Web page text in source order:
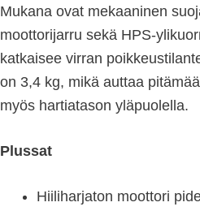
Mukana ovat mekaaninen
moottorijarru sekä HPS-
katkaisee virran
on 3,4 kg, mikä auttaa
myös hartiatason yläpuolella.
Plussat
Hiiliharjaton moottori